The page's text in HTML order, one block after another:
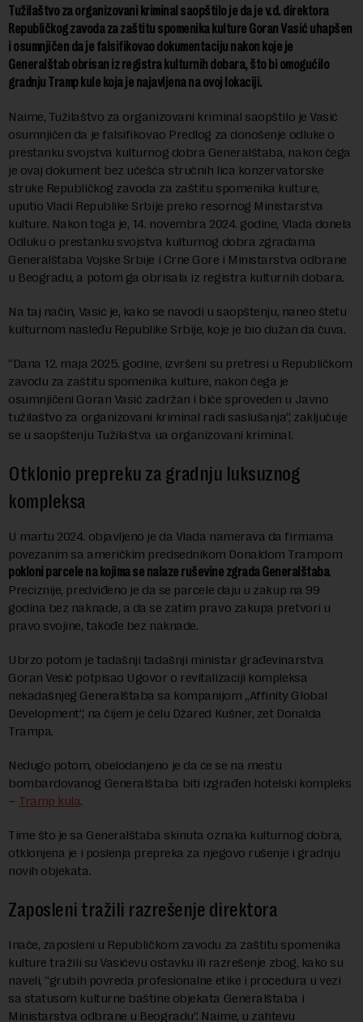
Tužilaštvo za organizovani kriminal saopštilo je da je v.d. direktora
Republičkog zavoda za zaštitu spomenika kulture Goran Vasić uhapšen
i osumnjičen da je falsifikovao dokumentaciju nakon koje je
Generalštab obrisan iz registra kulturnih dobara, što bi omogućilo
gradnju Tramp kule koja je najavljena na ovoj lokaciji.
Naime, Tužilaštvo za organizovani kriminal saopštilo je Vasić
osumnjičen da je falsifikovao Predlog za donošenje odluke o
prestanku svojstva kulturnog dobra Generalštaba, nakon čega
je ovaj dokument bez učešća stručnih lica konzervatorske
struke Republičkog zavoda za zaštitu spomenika kulture,
uputio Vladi Republike Srbije preko resornog Ministarstva
kulture. Nakon toga je, 14. novembra 2024. godine, Vlada donela
Odluku o prestanku svojstva kulturnog dobra zgradama
Generalštaba Vojske Srbije i Crne Gore i Ministarstva odbrane
u Beogradu, a potom ga obrisala iz registra kulturnih dobara.
Na taj način, Vasić je, kako se navodi u saopštenju, naneo štetu
kulturnom nasleđu Republike Srbije, koje je bio dužan da čuva.
“Dana 12. maja 2025. godine, izvršeni su pretresi u Republičkom
zavodu za zaštitu spomenika kulture, nakon čega je
osumnjičeni Goran Vasić zadržan i biće sproveden u Javno
tužilaštvo za organizovani kriminal radi saslušanja“, zaključuje
se u saopštenju Tužilaštva ua organizovani kriminal.
Otklonio prepreku za gradnju luksuznog
kompleksa
U martu 2024. objavljeno je da Vlada namerava da firmama
povezanim sa američkim predsednikom Donaldom Trampom
pokloni parcele na kojima se nalaze ruševine zgrada Generalštaba.
Preciznije, predviđeno je da se parcele daju u zakup na 99
godina bez naknade, a da se zatim pravo zakupa pretvori u
pravo svojine, takođe bez naknade.
Ubrzo potom je tadašnji tadašnji ministar građevinarstva
Goran Vesić potpisao Ugovor o revitalizaciji kompleksa
nekadašnjeg Generalštaba sa kompanijom „Affinity Global
Development“, na čijem je čelu Džared Kušner, zet Donalda
Trampa.
Nedugo potom, obelodanjeno je da će se na mestu
bombardovanog Generalštaba biti izgrađen hotelski kompleks
– Tramp kula.
Time što je sa Generalštaba skinuta oznaka kulturnog dobra,
otklonjena je i poslenja prepreka za njegovo rušenje i gradnju
novih objekata.
Zaposleni tražili razrešenje direktora
Inače, zaposleni u Republičkom zavodu za zaštitu spomenika
kulture tražili su Vasićevu ostavku ili razrešenje zbog, kako su
naveli, “grubih povreda profesionalne etike i procedura u vezi
sa statusom kulturne baštine objekata Generalštaba i
Ministarstva odbrane u Beogradu”. Naime, u zahtevu